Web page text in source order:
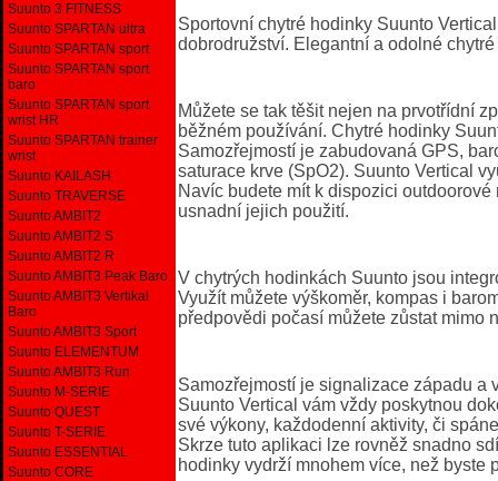
Suunto 3 FITNESS
Suunto SPARTAN ultra
Suunto SPARTAN sport
Suunto SPARTAN sport
baro
Suunto SPARTAN sport
wrist HR
Suunto SPARTAN trainer
wrist
Suunto KAILASH
Suunto TRAVERSE
Suunto AMBIT2
Suunto AMBIT2 S
Suunto AMBIT2 R
Suunto AMBIT3 Peak Baro
Suunto AMBIT3 Vertikal
Baro
Suunto AMBIT3 Sport
Suunto ELEMENTUM
Suunto AMBIT3 Run
Suunto M-SERIE
Suunto QUEST
Suunto T-SERIE
Suunto ESSENTIAL
Suunto CORE
Sportovní chytré hodinky Suunto
dobrodružství. Elegantní a odolné
Můžete se tak těšit nejen na prvotřídní
běžném používání. Chytré hodinky
Samozřejmostí je zabudovaná GPS,
saturace krve (SpO2). Suunto Vertical
Navíc budete mít k dispozici
usnadní jejich použití.
V chytrých hodinkách Suunto jsou
Využít můžete výškoměr, kompas i
předpovědi počasí můžete zůstat mimo
Samozřejmostí je signalizace západu a
Suunto Vertical vám vždy poskytnou
své výkony, každodenní aktivity, či
Skrze tuto aplikaci lze rovněž snadno
hodinky vydrží mnohem více, než byste